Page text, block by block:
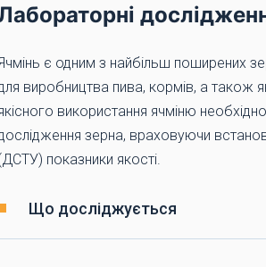
є одним з найбільш поширених
виробництва пива, кормів, а також
використання ячміню
зерна, враховуючи
показники якості.
Що досліджується